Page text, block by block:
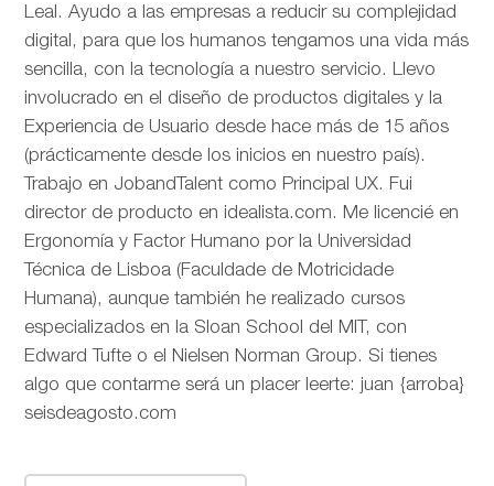
Leal. Ayudo a las empresas a reducir su complejidad
digital, para que los humanos tengamos una vida más
sencilla, con la tecnología a nuestro servicio. Llevo
involucrado en el diseño de productos digitales y la
Experiencia de Usuario desde hace más de 15 años
(prácticamente desde los inicios en nuestro país).
Trabajo en JobandTalent como Principal UX. Fui
director de producto en idealista.com. Me licencié en
Ergonomía y Factor Humano por la Universidad
Técnica de Lisboa (Faculdade de Motricidade
Humana), aunque también he realizado cursos
especializados en la Sloan School del MIT, con
Edward Tufte o el Nielsen Norman Group. Si tienes
algo que contarme será un placer leerte: juan {arroba}
seisdeagosto.com